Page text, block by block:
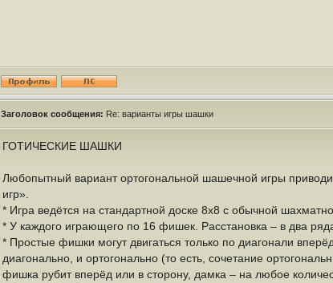
Заголовок сообщения: Re: варианты игры шашки
ГОТИЧЕСКИЕ ШАШКИ
Любопытный вариант ортогональной шашечной игры
игр».
* Игра ведётся на стандартной доске 8х8 с обычной
* У каждого играющего по 16 фишек. Расстановка – в два
* Простые фишки могут двигаться только по диагонали
диагонально, и ортогонально (то есть, сочетание
фишка рубит вперёд или в сторону, дамка – на любое